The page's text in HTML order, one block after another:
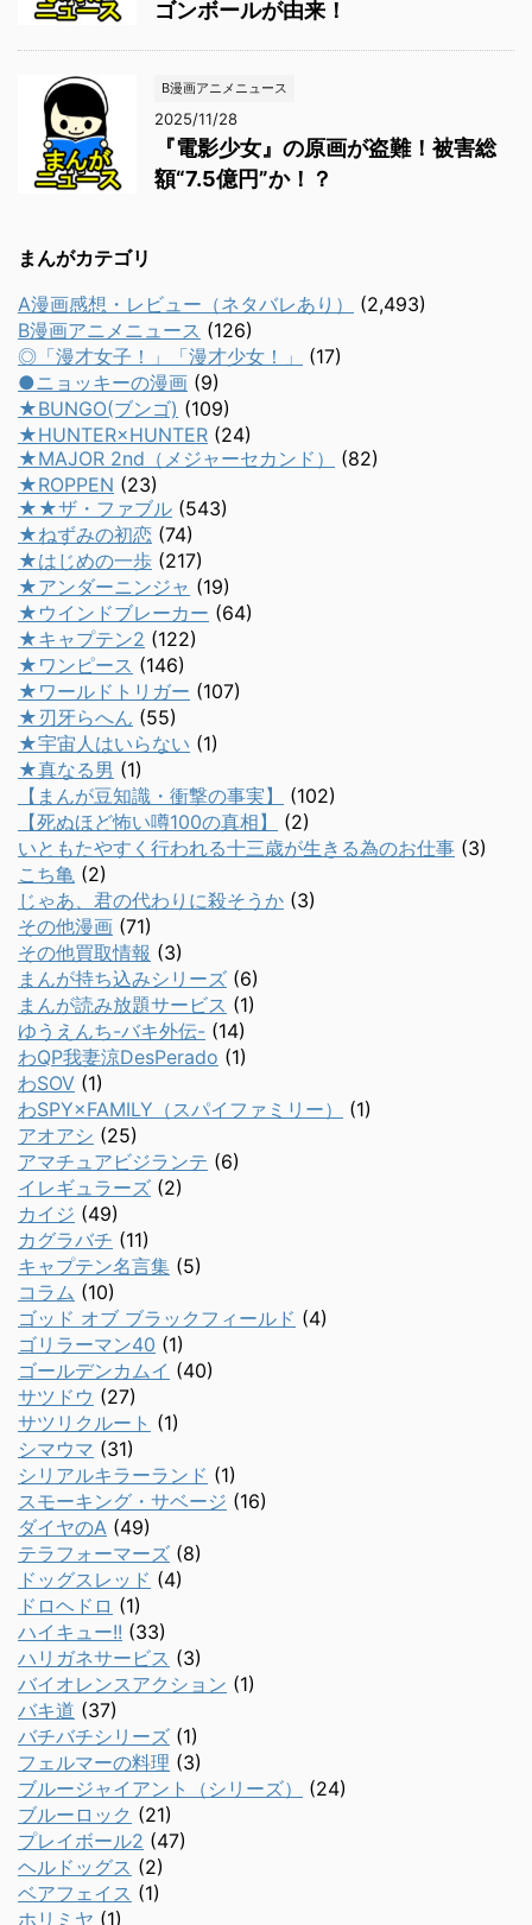
ゴンボールが由来！
B漫画アニメニュース
2025/11/28
『電影少女』の原画が盗難！被害総
額“7.5億円”か！？
まんがカテゴリ
A漫画感想・レビュー（ネタバレあり）
(2,493)
B漫画アニメニュース (126)
◎「漫才女子！」「漫才少女！」
(17)
●ニョッキーの漫画 (9)
★BUNGO(ブンゴ) (109)
★HUNTER×HUNTER (24)
★MAJOR 2nd（メジャーセカンド）
(82)
★ROPPEN (23)
★★ザ・ファブル (543)
★ねずみの初恋 (74)
★はじめの一歩 (217)
★アンダーニンジャ (19)
★ウインドブレーカー (64)
★キャプテン2 (122)
★ワンピース (146)
★ワールドトリガー (107)
★刃牙らへん (55)
★宇宙人はいらない (1)
★真なる男 (1)
【まんが豆知識・衝撃の事実】
(102)
【死ぬほど怖い噂100の真相】
(2)
いともたやすく行われる十三歳が生きる為のお仕事 (3)
こち亀 (2)
じゃあ、君の代わりに殺そうか (3)
その他漫画 (71)
その他買取情報 (3)
まんが持ち込みシリーズ (6)
まんが読み放題サービス (1)
ゆうえんち-バキ外伝- (14)
わQP我妻涼DesPerado (1)
わSOV (1)
わSPY×FAMILY（スパイファミリー）
(1)
アオアシ (25)
アマチュアビジランテ (6)
イレギュラーズ (2)
カイジ (49)
カグラバチ (11)
キャプテン名言集 (5)
コラム (10)
ゴッド オブ ブラックフィールド (4)
ゴリラーマン40 (1)
ゴールデンカムイ (40)
サツドウ (27)
サツリクルート (1)
シマウマ (31)
シリアルキラーランド (1)
スモーキング・サベージ (16)
ダイヤのA (49)
テラフォーマーズ (8)
ドッグスレッド (4)
ドロヘドロ (1)
ハイキュー!! (33)
ハリガネサービス (3)
バイオレンスアクション (1)
バキ道 (37)
バチバチシリーズ (1)
フェルマーの料理 (3)
ブルージャイアント（シリーズ）
(24)
ブルーロック (21)
プレイボール2 (47)
ヘルドッグス (2)
ベアフェイス (1)
ホリミヤ (1)